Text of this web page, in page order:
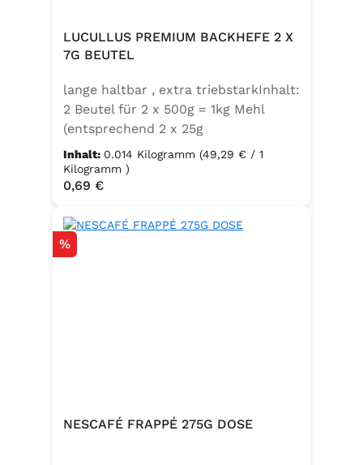
LUCULLUS PREMIUM BACKHEFE 2 X
7G BEUTEL
lange haltbar , extra triebstarkInhalt:
2 Beutel für 2 x 500g = 1kg Mehl
(entsprechend 2 x 25g
Frischhefe)Zutaten: Trockenbackhefe
, Emulgator E491 (Unter
Schutzatmosphäre verpackt)
Inhalt: 0.014 Kilogramm (49,29 € / 1
Kilogramm )
Regulärer Preis:
0,69 €
Rabatt
%
NESCAFÉ FRAPPÉ 275G DOSE